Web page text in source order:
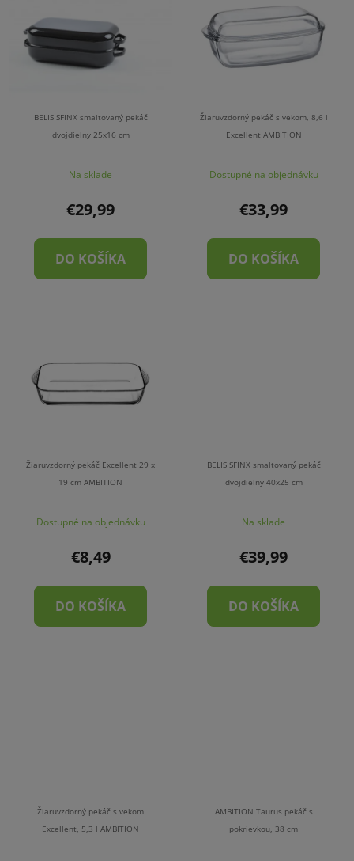
BELIS SFINX smaltovaný pekáč
dvojdielny 25x16 cm
Na sklade
€29,99
DO KOŠÍKA
Žiaruvzdorný pekáč s vekom, 8,6 l
Excellent AMBITION
Dostupné na objednávku
€33,99
DO KOŠÍKA
Žiaruvzdorný pekáč Excellent 29 x
19 cm AMBITION
Dostupné na objednávku
€8,49
DO KOŠÍKA
BELIS SFINX smaltovaný pekáč
dvojdielny 40x25 cm
Na sklade
€39,99
DO KOŠÍKA
Žiaruvzdorný pekáč s vekom
Excellent, 5,3 l AMBITION
AMBITION Taurus pekáč s
pokrievkou, 38 cm